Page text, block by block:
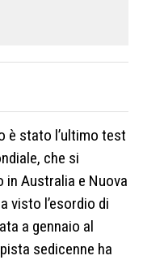
è stato l’ultimo test
che si
in Australia e Nuova
visto l’esordio di
a gennaio al
sedicenne ha